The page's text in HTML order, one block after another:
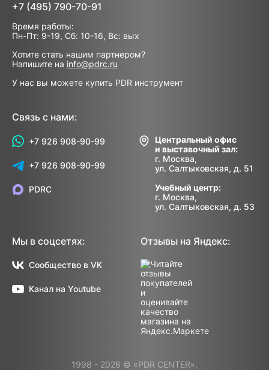
+7 (495) 790-70-91
Время работы:
Пн-Пт: 9-19, Сб: 10-16, Вс: вых
Хотите стать нашим партнером?
Напишите на info@pdrc.ru
У нас вы можете купить PDR инструмент
Связь с нами:
+7 926 908-90-99
+7 926 908-90-99
Центральный офис
и выставочный зал:
г. Москва,
ул. Салтыковская, д. 51
Учебный центр:
г. Москва,
ул. Салтыковская, д. 53
PDRC
Мы в соцсетях:
Сообщество в VK
Канал на Youtube
Отзывы на Яндекс:
1998 - 2026 © «PDR CENTER»,